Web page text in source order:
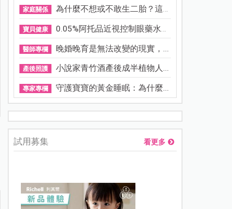
熊本強震讓台灣人也揪心！無印良品店員發枕頭護頭、陪伴撤離
家庭關係 為什麼不想或不敢生二胎？這8...
寶貝健康 0.05%阿托品近視控制眼藥水納...
醫師專欄 晚婚晚育是無法改變的現實，...
產後照護 小說家青竹酒產後成半植物人...
專家專欄 守護寶寶的黃金睡眠：為什麼...
試用募集 看更多